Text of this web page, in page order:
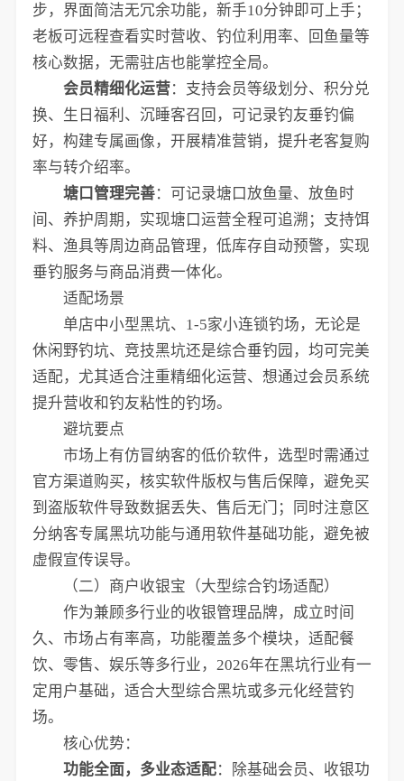
步，界面简洁无冗余功能，新手10分钟即可上手；
老板可远程查看实时营收、钓位利用率、回鱼量等
核心数据，无需驻店也能掌控全局。
会员精细化运营：支持会员等级划分、积分兑
换、生日福利、沉睡客召回，可记录钓友垂钓偏
好，构建专属画像，开展精准营销，提升老客复购
率与转介绍率。
塘口管理完善：可记录塘口放鱼量、放鱼时
间、养护周期，实现塘口运营全程可追溯；支持饵
料、渔具等周边商品管理，低库存自动预警，实现
垂钓服务与商品消费一体化。
适配场景
单店中小型黑坑、1-5家小连锁钓场，无论是
休闲野钓坑、竞技黑坑还是综合垂钓园，均可完美
适配，尤其适合注重精细化运营、想通过会员系统
提升营收和钓友粘性的钓场。
避坑要点
市场上有仿冒纳客的低价软件，选型时需通过
官方渠道购买，核实软件版权与售后保障，避免买
到盗版软件导致数据丢失、售后无门；同时注意区
分纳客专属黑坑功能与通用软件基础功能，避免被
虚假宣传误导。
（二）商户收银宝（大型综合钓场适配）
作为兼顾多行业的收银管理品牌，成立时间
久、市场占有率高，功能覆盖多个模块，适配餐
饮、零售、娱乐等多行业，2026年在黑坑行业有一
定用户基础，适合大型综合黑坑或多元化经营钓
场。
核心优势：
功能全面，多业态适配：除基础会员、收银功